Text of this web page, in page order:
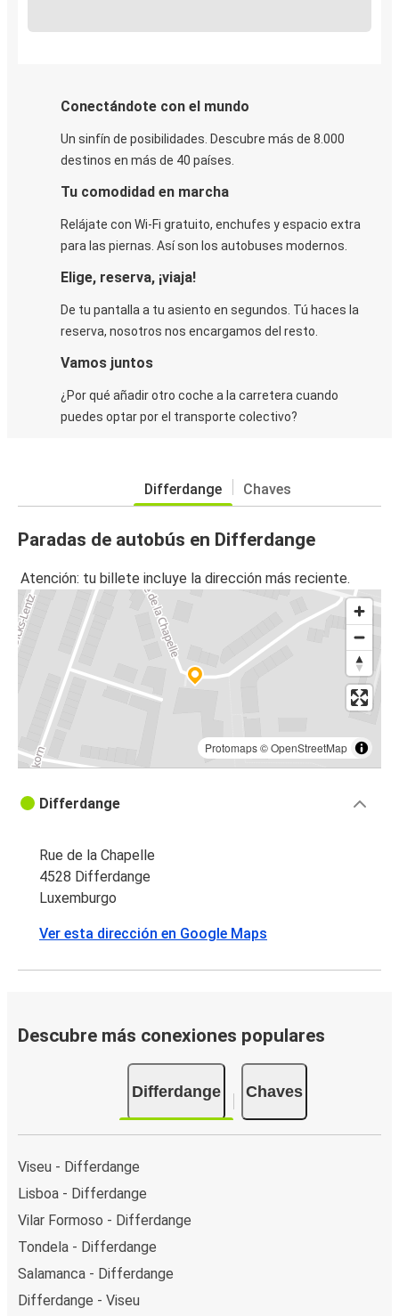
Conectándote con el mundo
Un sinfín de posibilidades. Descubre más de 8.000
destinos en más de 40 países.
Tu comodidad en marcha
Relájate con Wi-Fi gratuito, enchufes y espacio extra
para las piernas. Así son los autobuses modernos.
Elige, reserva, ¡viaja!
De tu pantalla a tu asiento en segundos. Tú haces la
reserva, nosotros nos encargamos del resto.
Vamos juntos
¿Por qué añadir otro coche a la carretera cuando
puedes optar por el transporte colectivo?
Differdange Chaves
Paradas de autobús en Differdange
Atención: tu billete incluye la dirección más reciente.
Protomaps©OpenStreetMap
Differdange
Rue de la Chapelle
4528 Differdange
Luxemburgo
Ver esta dirección en Google Maps
Descubre más conexiones populares
Differdange Chaves
Viseu - Differdange
Lisboa - Differdange
Vilar Formoso - Differdange
Tondela - Differdange
Salamanca - Differdange
Differdange - Viseu